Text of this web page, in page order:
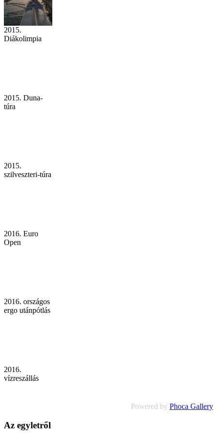
2015.
Diákolimpia
2015. Duna-
túra
2015.
szilveszteri-túra
2016. Euro
Open
2016. országos
ergo utánpótlás
2016.
vízreszállás
Powered by Phoca Gallery
Az egyletről